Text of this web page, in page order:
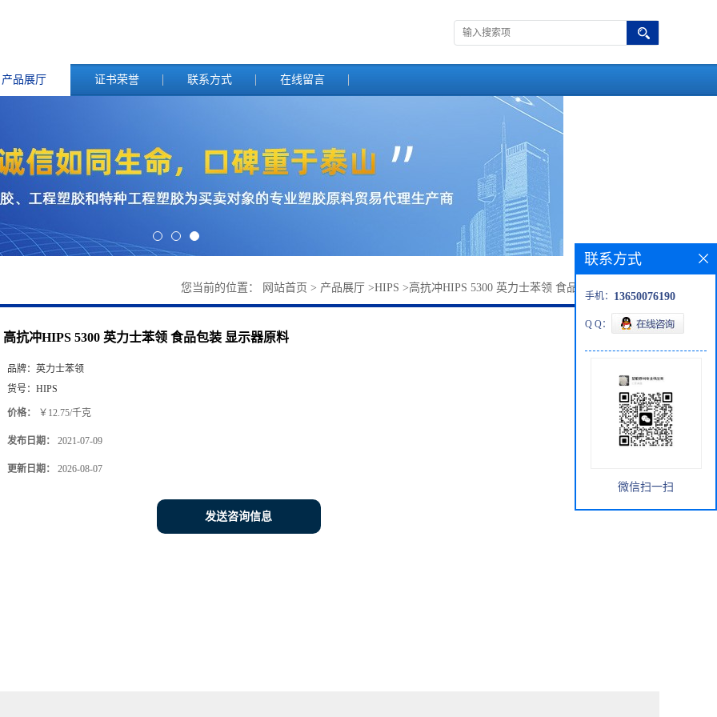
产品展厅 证书荣誉 联系方式 在线留言
您当前的位置： 网站首页 > 产品展厅 >HIPS >高抗冲HIPS 5300 英力士苯领 食品包装 显示器原料
高抗冲HIPS 5300 英力士苯领 食品包装 显示器原料
品牌： 英力士苯领
货号： HIPS
价格： ￥12.75/千克
发布日期： 2021-07-09
更新日期： 2026-08-07
发送咨询信息
联系方式
手机： 13650076190
Q Q：
微信扫一扫